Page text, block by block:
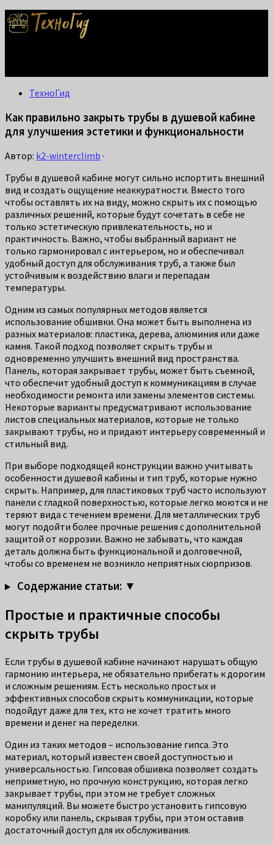
ТехноГид
Как правильно закрыть трубы в душевой кабине
для улучшения эстетики и функциональности
Автор: k2-winterclimb ·
Трубы в душевой кабине могут сильно испортить внешний
вид и создать ощущение неаккуратности. Вместо того
чтобы оставлять их на виду, можно скрыть их с помощью
различных решений, которые будут сочетать в себе не
только эстетическую привлекательность, но и
практичность. Важно, чтобы выбранный вариант не
только гармонировал с интерьером, но и обеспечивал
удобный доступ для обслуживания труб, а также был
устойчивым к воздействию влаги и перепадам
температуры.
Одним из самых популярных методов является
использование обшивки. Она может быть выполнена из
разных материалов: пластика, дерева, алюминия или даже
камня. Такой подход позволяет скрыть трубы и
одновременно улучшить внешний вид пространства.
Панель, которая закрывает трубы, может быть съемной,
что обеспечит удобный доступ к коммуникациям в случае
необходимости ремонта или замены элементов системы.
Некоторые варианты предусматривают использование
листов специальных материалов, которые не только
закрывают трубы, но и придают интерьеру современный и
стильный вид.
При выборе подходящей конструкции важно учитывать
особенности душевой кабины и тип труб, которые нужно
скрыть. Например, для пластиковых труб часто используют
панели с гладкой поверхностью, которые легко моются и не
теряют вида с течением времени. Для металлических труб
могут подойти более прочные решения с дополнительной
защитой от коррозии. Важно не забывать, что каждая
деталь должна быть функциональной и долговечной,
чтобы со временем не возникло неприятных сюрпризов.
Содержание статьи: ▼
Простые и практичные способы
скрыть трубы
Если трубы в душевой кабине начинают нарушать общую
гармонию интерьера, не обязательно прибегать к дорогим
и сложным решениям. Есть несколько простых и
эффективных способов скрыть коммуникации, которые
подойдут даже для тех, кто не хочет тратить много
времени и денег на переделки.
Один из таких методов – использование гипса. Это
материал, который известен своей доступностью и
универсальностью. Гипсовая обшивка позволяет создать
неприметную, но прочную конструкцию, которая легко
закрывает трубы, при этом не требует сложных
манипуляций. Вы можете быстро установить гипсовую
коробку или панель, скрывая трубы, при этом оставив
достаточный доступ для их обслуживания.